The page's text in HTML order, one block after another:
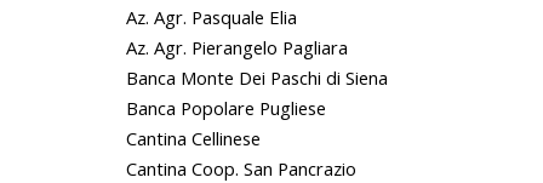
Az. Agr. Pasquale Elia
Az. Agr. Pierangelo Pagliara
Banca Monte Dei Paschi di Siena
Banca Popolare Pugliese
Cantina Cellinese
Cantina Coop. San Pancrazio